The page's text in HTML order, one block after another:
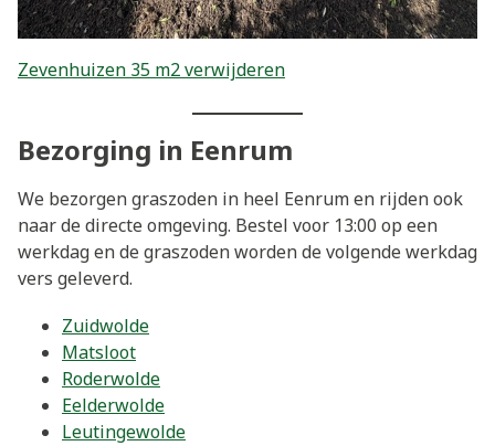
Zevenhuizen 35 m2 verwijderen
Bezorging in Eenrum
We bezorgen graszoden in heel Eenrum en rijden ook
naar de directe omgeving. Bestel voor 13:00 op een
werkdag en de graszoden worden de volgende werkdag
vers geleverd.
Zuidwolde
Matsloot
Roderwolde
Eelderwolde
Leutingewolde